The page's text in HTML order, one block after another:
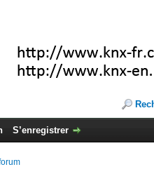
S’enregistrer